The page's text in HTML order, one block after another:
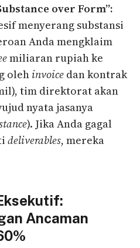
over Form”:
menyerang substansi
Anda mengklaim
miliaran rupiah ke
oleh invoice dan kontrak
tim direktorat akan
nyata jasanya
). Jika Anda gagal
deliverables, mereka
Ancaman